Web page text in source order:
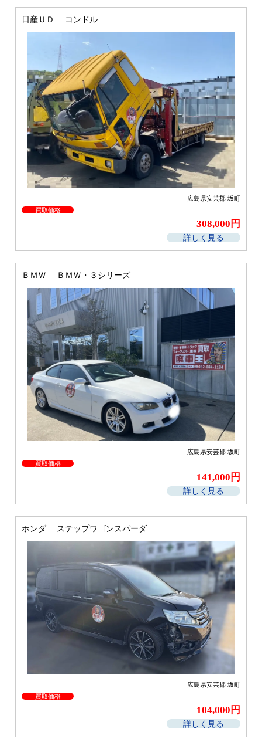
日産ＵＤ コンドル
広島県安芸郡 坂町
買取価格
308,000円
詳しく見る
ＢＭＷ ＢＭＷ・３シリーズ
広島県安芸郡 坂町
買取価格
141,000円
詳しく見る
ホンダ ステップワゴンスパーダ
広島県安芸郡 坂町
買取価格
104,000円
詳しく見る